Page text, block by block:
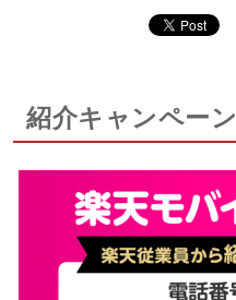
紹介キャンペーン